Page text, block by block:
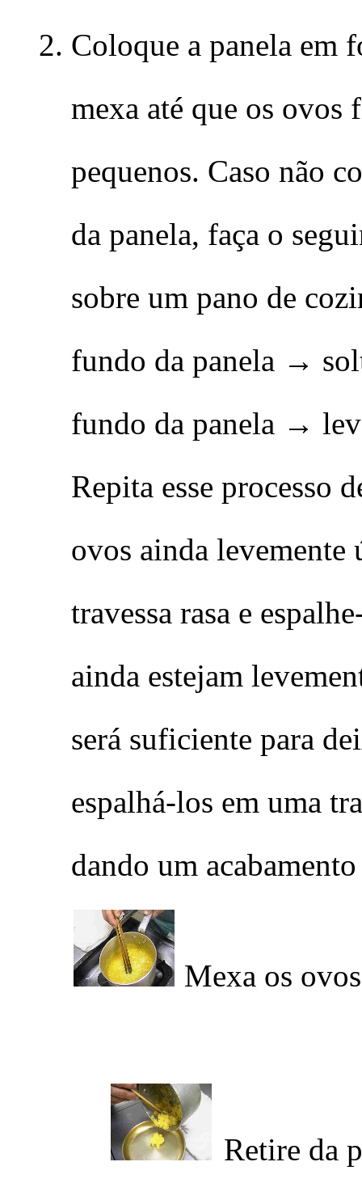
Coloque a panela em
mexa até que os ovos
pequenos. Caso não
da panela, faça o
sobre um pano de
fundo da panela →
fundo da panela →
Repita esse processo
ovos ainda levemente
travessa rasa e
ainda estejam
será suficiente para
espalhá-los em uma
dando um
Mexa os
Retire da